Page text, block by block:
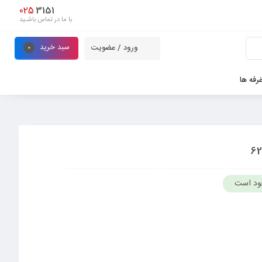
3151
025
با ما در تماس باشـید
ورود / عضویت سبد خرید 0
غرفه ها
است